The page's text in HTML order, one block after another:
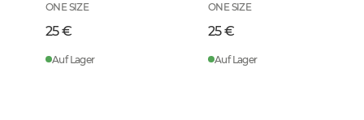
ONE SIZE
25 €
Auf Lager
ONE SIZE
25 €
Auf Lager